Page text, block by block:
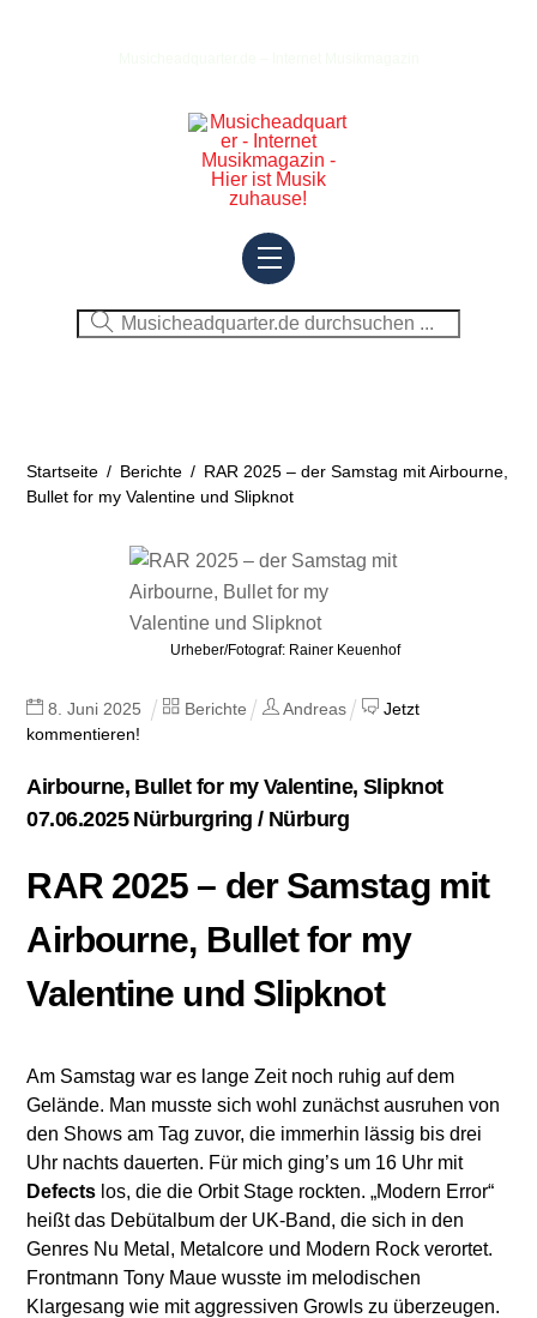
Menu
Startseite / Berichte / RAR 2025 – der Samstag mit Airbourne,
Bullet for my Valentine und Slipknot
Urheber/Fotograf: Rainer Keuenhof
8 .Juni 2025 Berichte Andreas
Jetzt
kommentieren!
Airbourne, Bullet for my Valentine, Slipknot
07.06.2025 Nürburgring / Nürburg
RAR 2025 – der Samstag mit
Airbourne, Bullet for my
Valentine und Slipknot
Am Samstag war es lange Zeit noch ruhig auf dem
Gelände. Man musste sich wohl zunächst ausruhen von
den Shows am Tag zuvor, die immerhin lässig bis drei
Uhr nachts dauerten. Für mich ging’s um 16 Uhr mit
Defects los, die die Orbit Stage rockten. „Modern Error“
heißt das Debütalbum der UK-Band, die sich in den
Genres Nu Metal, Metalcore und Modern Rock verortet.
Frontmann Tony Maue wusste im melodischen
Klargesang wie mit aggressiven Growls zu überzeugen.